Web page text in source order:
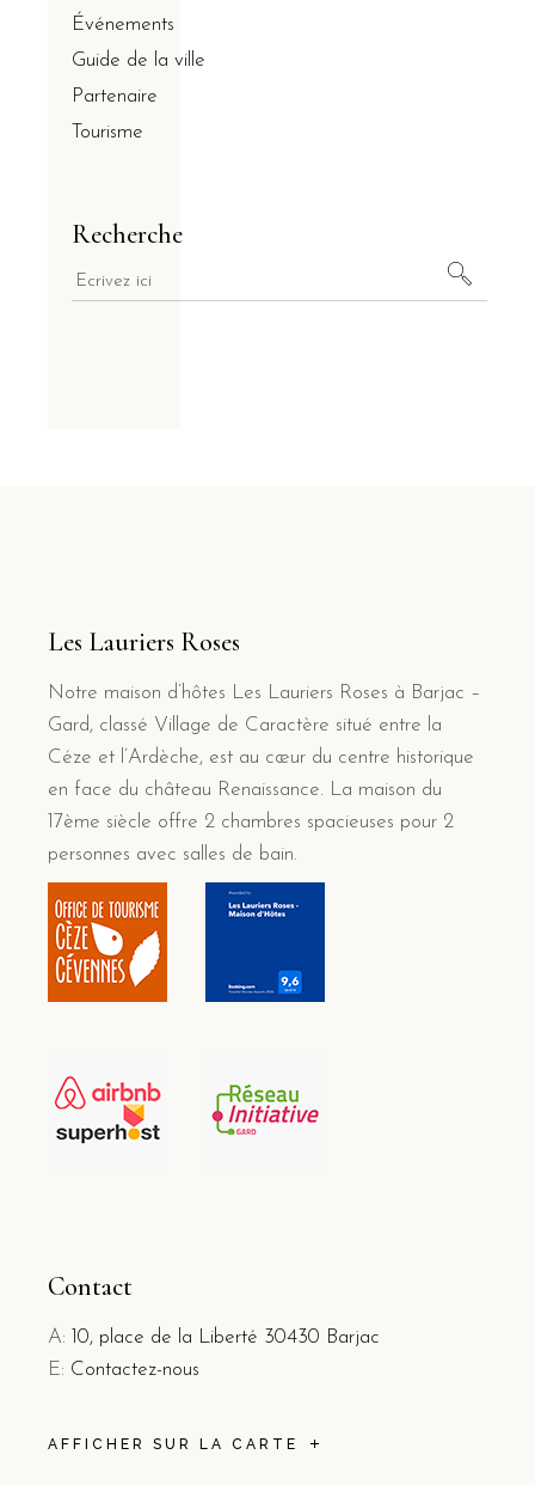
Événements
Guide de la ville
Partenaire
Tourisme
Recherche
Les Lauriers Roses
Notre maison d’hôtes Les Lauriers Roses à Barjac –
Gard, classé Village de Caractère situé entre la
Céze et l’Ardèche, est au cœur du centre historique
en face du château Renaissance. La maison du
17ème siècle offre 2 chambres spacieuses pour 2
personnes avec salles de bain.
Contact
A:
10, place de la Liberté 30430 Barjac
E: Contactez-nous
AFFICHER SUR LA CARTE